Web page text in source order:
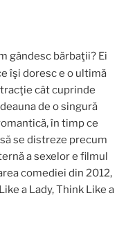
gândesc bărbaţii? Ei
îşi doresc e o ultimă
cât cuprinde
de o singură
în timp ce
se distreze precum
a sexelor e filmul
comediei din 2012,
a Lady, Think Like a